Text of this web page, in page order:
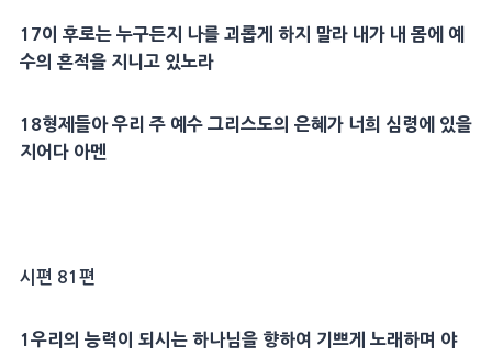
17이 후로는 누구든지 나를 괴롭게 하지 말라 내가 내 몸에 예
수의 흔적을 지니고 있노라
18형제 들아 우리 주 예수 그리스도의 은혜 가 너희 심령에 있을
지어다 아멘
시편 81편
1 우리의 능력이 되시는 하나님을 향하여 기쁘게 노래하며 야